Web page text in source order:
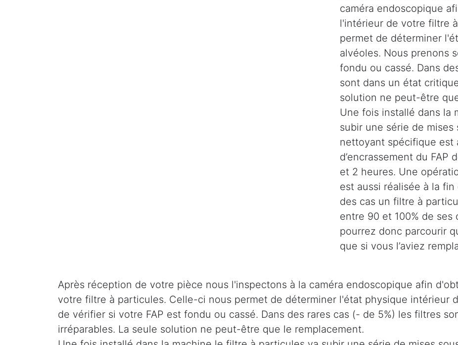
caméra endoscopique
l'intérieur de votre filtre
permet de déterminer
alvéoles. Nous prenons
fondu ou cassé. Dans
sont dans un état
solution ne peut-être
Une fois installé dans la
subir une série de mises
nettoyant spécifique est
d’encrassement du FAP
et 2 heures. Une
est aussi réalisée à la
des cas un filtre à
entre 90 et 100% de ses
pourrez donc parcourir
que si vous l’aviez
Après réception de votre pièce nous l'inspectons à la caméra endoscopique afin
votre filtre à particules. Celle-ci nous permet de déterminer l'état physique intérieur
de vérifier si votre FAP est fondu ou cassé. Dans des rares cas (- de 5%) les filtres
irréparables. La seule solution ne peut-être que le remplacement.